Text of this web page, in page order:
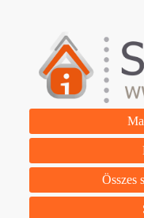
Összes